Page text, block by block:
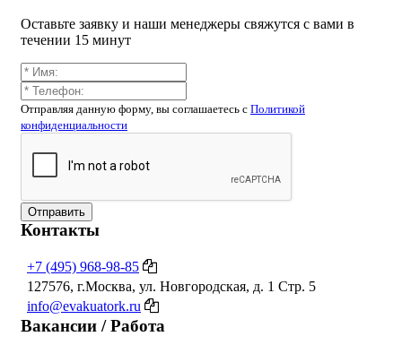
Оставьте заявку и наши менеджеры свяжутся с вами в
течении 15 минут
Отправляя данную форму, вы соглашаетесь c Политикой
конфиденциальности
Отправить
Контакты
+7 (495) 968-98-85
127576, г.Москва, ул. Новгородская, д. 1 Стр. 5
info@evakuatork.ru
Вакансии / Работа